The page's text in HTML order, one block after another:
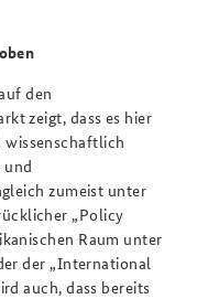
den
zeigt, dass es hier
wissenschaftlich
zumeist unter
„Policy
Raum unter
der „International
auch, dass bereits